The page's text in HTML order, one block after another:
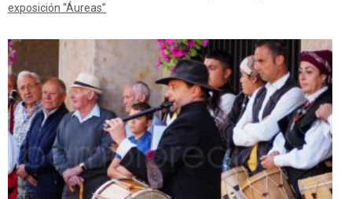
exposición “Áureas”